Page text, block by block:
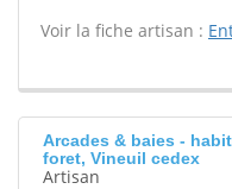
Voir la fiche artisan :
Arcades & baies -
foret, Vineuil cedex
Artisan